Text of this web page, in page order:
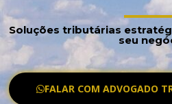
Soluções tributárias
seu
FALAR COM ADVOGADO